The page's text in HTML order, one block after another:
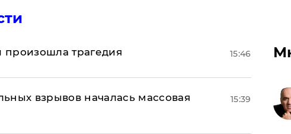
трагедия 15:46
взрывов началась массовая
15:39